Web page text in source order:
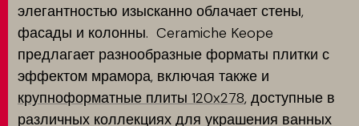
элегантностью изысканно облачает стены,
фасады и колонны. Ceramiche Keope
предлагает разнообразные форматы плитки с
эффектом мрамора, включая также и
крупноформатные плиты 120x278, доступные в
различных коллекциях для украшения ванных